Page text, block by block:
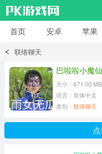
安卓应用
模拟经营
首页 安卓 苹果
联络聊天
巴啦啦小魔
大小：671.00 MB
语言：简体中文
类别： 联络聊天